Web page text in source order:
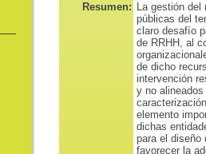
Resumen: La gestión del
públicas del
claro desafío
de RRHH, al
de dicho
intervención
y no
elemento
dichas
para el diseño
favorecer la